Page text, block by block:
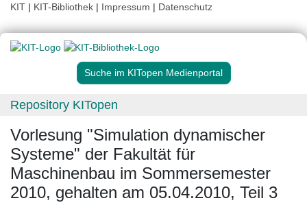
KIT | KIT-Bibliothek | Impressum | Datenschutz
Suche im KITopen Medienportal
Repository KITopen
Vorlesung "Simulation dynamischer
Systeme" der Fakultät für
Maschinenbau im Sommersemester
2010, gehalten am 05.04.2010, Teil 3